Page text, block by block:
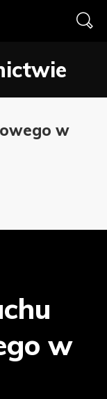
w
w